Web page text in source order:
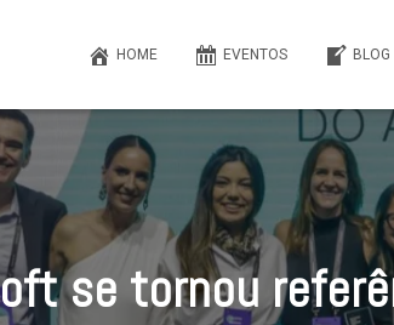
HOME EVENTOS BLOG
se tornou